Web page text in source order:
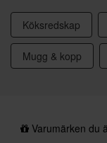
Köksredskap
Mugg & kopp
Varumärken du